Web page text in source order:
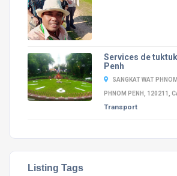
Services de
Penh
SANGKAT WAT
PHNOM PENH, 120211,
Transport
Listing Tags